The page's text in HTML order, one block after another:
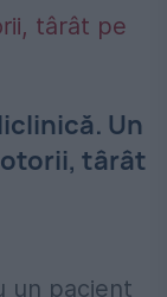
Un
târât
un pacient